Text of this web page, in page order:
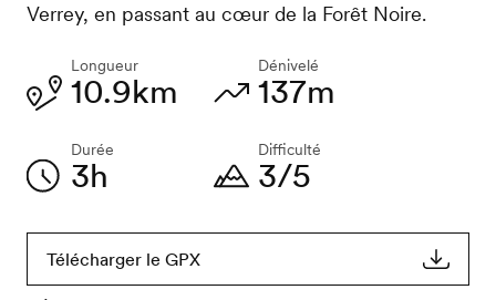
Verrey, en passant au cœur de la Forêt Noire.
Longueur
10.9km
Durée
3h
Dénivelé
137m
Difficulté
3/5
Télécharger le GPX